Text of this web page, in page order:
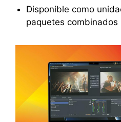
Disponible como
paquetes